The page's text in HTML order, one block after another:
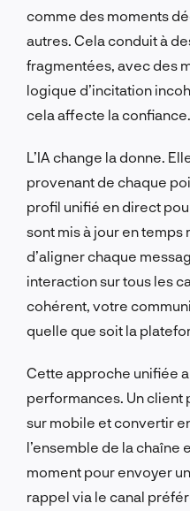
comme des moments
autres. Cela conduit à
fragmentées, avec des
logique d’incitation
cela affecte la confiance.
L’IA change la donne.
provenant de chaque
profil unifié en direct
sont mis à jour en
d’aligner chaque
interaction sur tous les
cohérent, votre
quelle que soit la
Cette approche unifiée
performances. Un client
sur mobile et convertir
l’ensemble de la chaîne
moment pour envoyer
rappel via le canal